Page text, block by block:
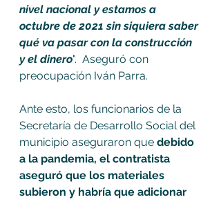
nivel nacional y estamos a
octubre de 2021 sin siquiera saber
qué va pasar con la construcción
y el dinero".  Aseguró con
preocupación Iván Parra.
Ante esto, los funcionarios de la
Secretaría de Desarrollo Social del
municipio aseguraron que debido
a la pandemia, el contratista
aseguró que los materiales
subieron y habría que adicionar